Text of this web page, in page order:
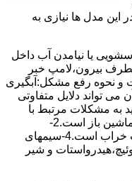
اﯾﻦ مدل ها ﻧﯿﺎزی ﺑﻪ
یا نیامدن آب داخل
ﺑﯿﺮون،ﻻﻣﭗ ﺧﺒﺮ
و نحوه رﻓﻊ مشکل:آبگیری
می تواند دلایل متفاوتی
به مشکلات مرتبط با
آبگیری لباسشویی مراجعه کنید.1-درب ﻣﺎﺷﯿﻦ ﺑﺎز اﺳﺖ.2-
ﻣﯿﮑﺮوﺳﻮﺋﯿﭻ ﺧﺮاب اﺳﺖ.3-ﻫﯿﺪرواﺳﺘﺎت ﺧﺮاب اﺳﺖ.4-سیمهای
و ﺷﯿﺮ